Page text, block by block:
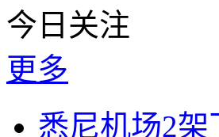
今日关注
更多
悉尼机场2